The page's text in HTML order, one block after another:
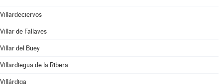
Villardeciervos
Villar de Fallaves
Villar del Buey
Villardiegua de la Ribera
Villárdiga